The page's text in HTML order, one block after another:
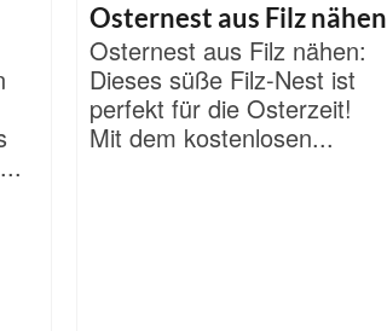
Osternest aus Filz nähen
Osternest aus Filz nähen:
Dieses süße Filz-Nest ist
perfekt für die Osterzeit!
Mit dem kostenlosen...